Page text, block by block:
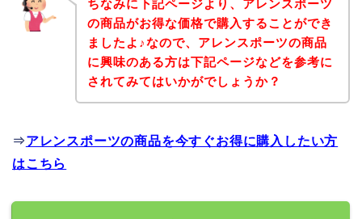
ちなみに下記ページより、アレンスポーツ
の商品がお得な価格で購入することができ
ましたよ♪なので、アレンスポーツの商品
に興味のある方は下記ページなどを参考に
されてみてはいかがでしょうか？
⇒アレンスポーツの商品を今すぐお得に購入したい方
はこちら